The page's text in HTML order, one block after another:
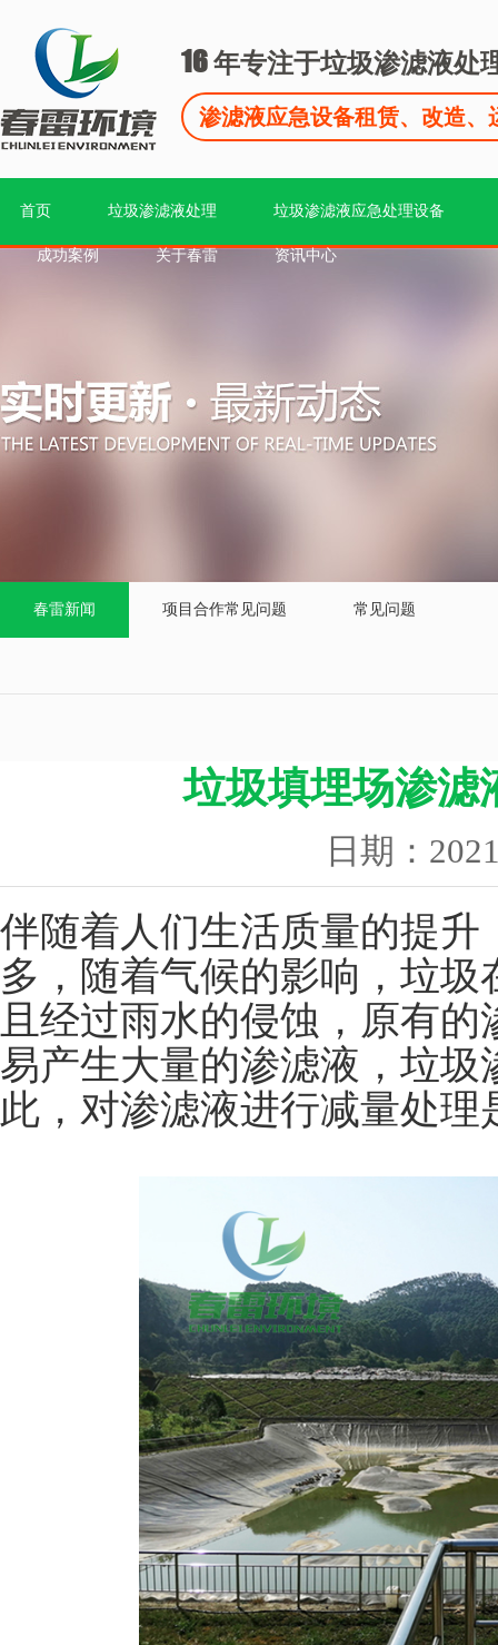
16年专注于垃圾渗滤液处
渗滤液应急设备租赁、改造、
首页 垃圾渗滤液处理 垃圾渗滤液应急处理设备
成功案例 关于春雷 资讯中心
春雷新闻 项目合作常见问题 常见问题
垃圾填埋场渗滤
日期：
伴随着人们生活质量的提
多，随着气候的影响，垃
且经过雨水的侵蚀，原有
易产生大量的渗滤液，垃
此，对渗滤液进行减量处理